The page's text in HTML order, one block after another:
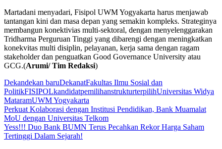
Martadani menyadari, Fisipol UWM Yogyakarta harus menjawab
tantangan kini dan masa depan yang semakin kompleks. Strateginya
membangun konektivias multi-sektoral, dengan menyelenggarakan
Tridharma Perguruan Tinggi yang dibarengi dengan meningkatkan
konekvitas multi disiplin, pelayanan, kerja sama dengan ragam
stakeholder dan penguatkan Good Governance University atau
GCG.(Arumi/ Tim Redaksi)
Dekandekan baruDekanatFakultas Ilmu Sosial dan
PolitikFISIPOLkandidatpemilihanstrukturterpilihUniversitas Widya
MataramUWM Yogyakarta
Navigasi
pos
Perkuat Kolaborasi dengan Institusi Pendidikan, Bank Muamalat
MoU dengan Universitas Telkom
Yess!!! Duo Bank BUMN Terus Pecahkan Rekor Harga Saham
Tertinggi Dalam Sejarah!